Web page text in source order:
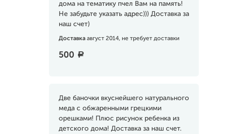
дома на тематику пчел Вам на память!
Не забудьте указать адрес))) Доставка за
наш счет)
Доставка август 2014, не требует доставки
500 a
Две баночки вкуснейшего натурального
меда с обжаренными грецкими
орешками! Плюс рисунок ребенка из
детского дома! Доставка за наш счет.